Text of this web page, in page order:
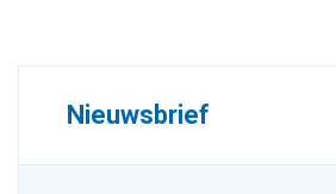
Nieuwsbrief